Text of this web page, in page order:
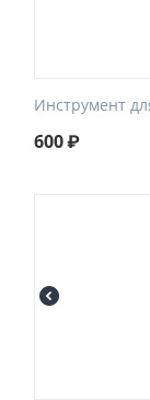
Инструмент
600₽